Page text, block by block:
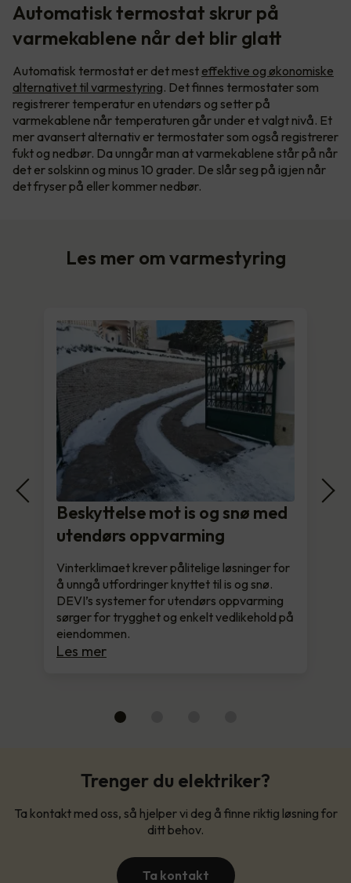
Automatisk termostat skrur på
varmekablene når det blir glatt
Automatisk termostat er det mest effektive og økonomiske
alternativet til varmestyring. Det finnes termostater som
registrerer temperatur en utendørs og setter på
varmekablene når temperaturen går under et valgt nivå. Et
mer avansert alternativ er termostater som også registrerer
fukt og nedbør. Da unngår man at varmekablene står på når
det er solskinn og minus 10 grader. De slår seg på igjen når
det fryser på eller kommer nedbør.
Les mer om varmestyring
Beskyttelse mot is og snø med
utendørs oppvarming
Vinterklimaet krever pålitelige løsninger for
å unngå utfordringer knyttet til is og snø.
DEVI’s systemer for utendørs oppvarming
sørger for trygghet og enkelt vedlikehold på
eiendommen.
Les mer
Trenger du elektriker?
Ta kontakt med oss, så hjelper vi deg å finne riktig løsning for
ditt behov.
Ta kontakt